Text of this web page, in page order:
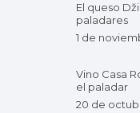
El queso
paladares
1 de
Vino Casa
el paladar
20 de